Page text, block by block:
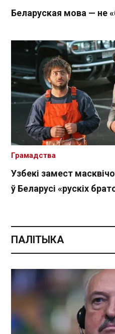
Беларуская мова — не
Узбекі замест
ў Беларусі «рускіх
Грамадства
ПАЛІТЫКА